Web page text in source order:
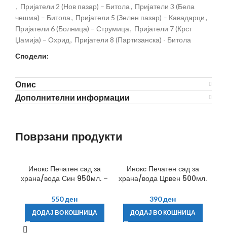
, Пријатели 2 (Нов пазар) – Битола, Пријатели 3 (Бела
чешма) – Битола, Пријатели 5 (Зелен пазар) – Кавадарци,
Пријатели 6 (Болница) – Струмица, Пријатели 7 (Крст
Џамија) – Охрид, Пријатели 8 (Партизанска) - Битола
Сподели:
Опис
Дополнителни информации
Поврзани продукти
Инокс Печатен сад за
храна/вода Син 950мл. –
550ден
ДОДАЈ ВО КОШНИЦА
Инокс Печатен сад за
храна/вода Црвен 500мл.
390ден
ДОДАЈ ВО КОШНИЦА